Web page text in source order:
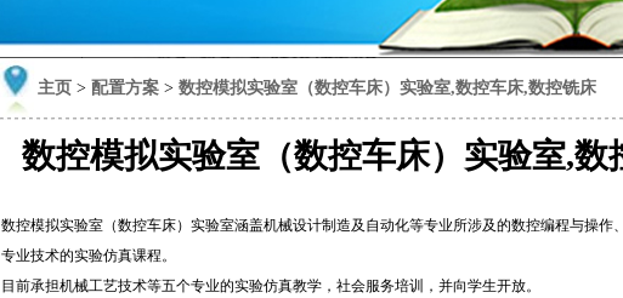
主页> 配置方案> 数控模拟实验室（数控车床）实验室,数控车床,数控铣床
数控模拟实验室（数控车床）实验室,数
数控模拟实验室（数控车床）实验室涵盖机械设计制造及自动化等专业所涉及的数控编程与操作
专业技术的实验仿真课程。
目前承担机械工艺技术等五个专业的实验仿真教学，社会服务培训，并向学生开放。